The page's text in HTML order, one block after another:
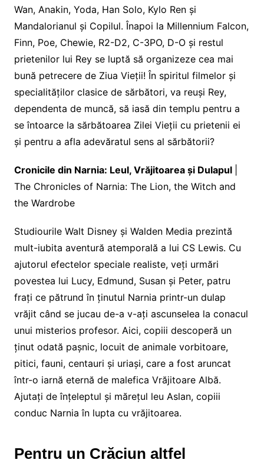
Wan, Anakin, Yoda, Han Solo, Kylo Ren și
Mandalorianul și Copilul. Înapoi la Millennium Falcon,
Finn, Poe, Chewie, R2-D2, C-3PO, D-O și restul
prietenilor lui Rey se luptă să organizeze cea mai
bună petrecere de Ziua Vieții! În spiritul filmelor și
specialităților clasice de sărbători, va reuși Rey,
dependenta de muncă, să iasă din templu pentru a
se întoarce la sărbătoarea Zilei Vieții cu prietenii ei
și pentru a afla adevăratul sens al sărbătorii?
Cronicile din Narnia: Leul, Vrăjitoarea și Dulapul
The Chronicles of Narnia: The Lion, the Witch and
the Wardrobe
Studiourile Walt Disney și Walden Media prezintă
mult-iubita aventură atemporală a lui CS Lewis. Cu
ajutorul efectelor speciale realiste, veți urmări
povestea lui Lucy, Edmund, Susan și Peter, patru
frați ce pătrund în ținutul Narnia printr-un dulap
vrăjit când se jucau de-a v-ați ascunselea la conacul
unui misterios profesor. Aici, copiii descoperă un
ținut odată pașnic, locuit de animale vorbitoare,
pitici, fauni, centauri și uriași, care a fost aruncat
într-o iarnă eternă de malefica Vrăjitoare Albă.
Ajutați de înțeleptul și mărețul leu Aslan, copiii
conduc Narnia în lupta cu vrăjitoarea.
Pentru un Crăciun altfel